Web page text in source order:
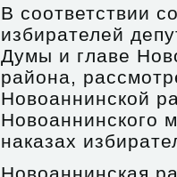
В соответствии
избирателей
Думы и главе
района,
Новоаннинской
Новоаннинского
наказах